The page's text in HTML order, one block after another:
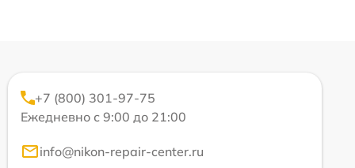
+7 (800) 301-97-75
Ежедневно с 9:00 до 21:00
info@nikon-repair-center.ru